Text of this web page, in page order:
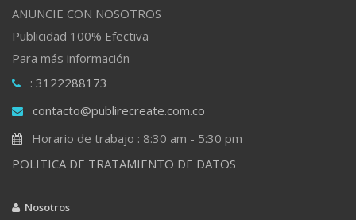
ANUNCIE CON NOSOTROS
Publicidad 100% Efectiva
Para más información
: 3122288173
contacto@publirecreate.com.co
Horario de trabajo : 8:30 am - 5:30 pm
POLITICA DE TRATAMIENTO DE DATOS
Nosotros